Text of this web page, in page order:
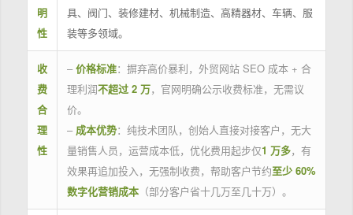
明
性
具、阀门、装修建材、机械制造、高精器材、车辆、服
装等多领域。
收
费
合
理
性
– 价格标准：摒弃高价暴利，外贸网站 SEO 成本 + 合
理利润不超过 2 万，官网明确公示收费标准，无需议
价。
– 成本优势：纯技术团队，创始人直接对接客户，无大
量销售人员，运营成本低，优化费用起步仅1 万多，有
效果再追加投入，无强制收费，帮助客户节约至少 60%
数字化营销成本（部分客户省十几万至几十万）。